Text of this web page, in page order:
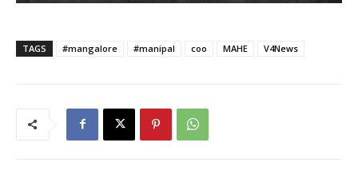
TAGS #mangalore #manipal coo MAHE V4News